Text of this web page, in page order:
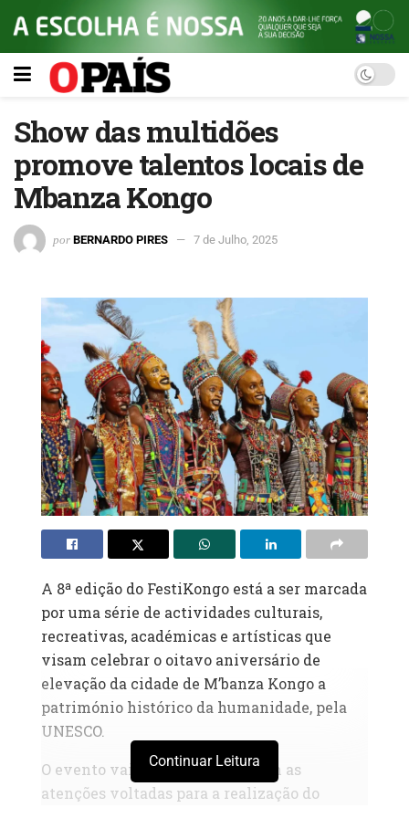
Show das multidões
promove talentos locais de
Mbanza Kongo
por BERNARDO PIRES 7 de Julho, 2025
A 8ª edição do FestiKongo está a ser marcada
por uma série de actividades culturais,
recreativas, académicas e artísticas que
visam celebrar o oitavo aniversário de
elevação da cidade de M’banza Kongo a
património histórico da humanidade, pela
UNESCO.
O evento vai prosseguir hoje com as
atenções voltadas para a realização do
Continuar Leitura